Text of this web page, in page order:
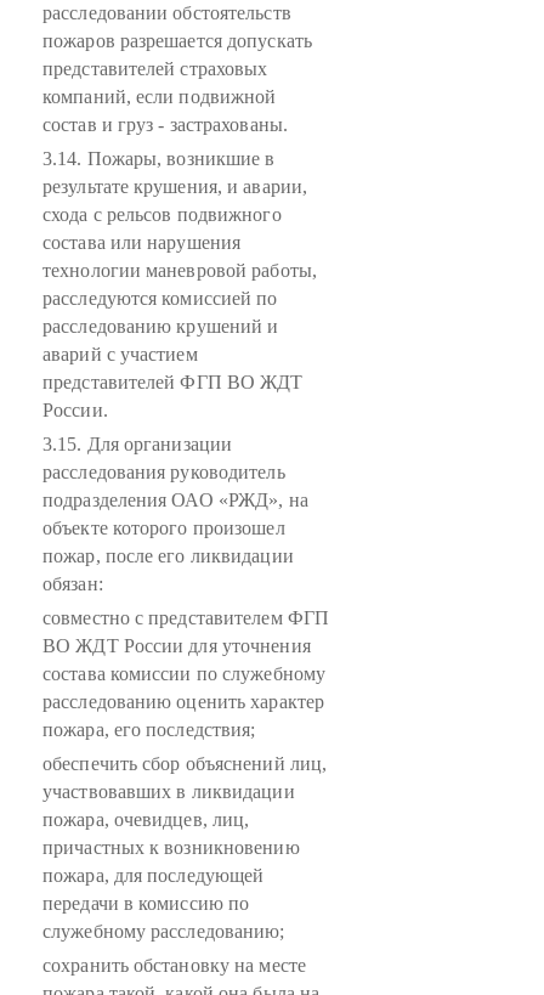
расследовании обстоятельств
пожаров разрешается допускать
представителей страховых
компаний, если подвижной
состав и груз - застрахованы.
3.14. Пожары, возникшие в
результате крушения, и аварии,
схода с рельсов подвижного
состава или нарушения
технологии маневровой работы,
расследуются комиссией по
расследованию крушений и
аварий с участием
представителей ФГП ВО ЖДТ
России.
3.15. Для организации
расследования руководитель
подразделения ОАО «РЖД», на
объекте которого произошел
пожар, после его ликвидации
обязан:
совместно с представителем ФГП
ВО ЖДТ России для уточнения
состава комиссии по служебному
расследованию оценить характер
пожара, его последствия;
обеспечить сбор объяснений лиц,
участвовавших в ликвидации
пожара, очевидцев, лиц,
причастных к возникновению
пожара, для последующей
передачи в комиссию по
служебному расследованию;
сохранить обстановку на месте